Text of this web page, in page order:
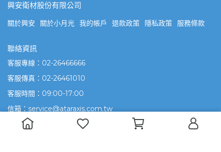
興安衛材股份有限公司
關於興安 關於小月光 我的帳戶 退款政策 隱私政策 服務條款
聯絡資訊
客服專線：02-26466666
客服傳真：02-26461010
客服時間：09:00-17:00
信箱：service@ataraxis.com.tw
統一編號：83145811